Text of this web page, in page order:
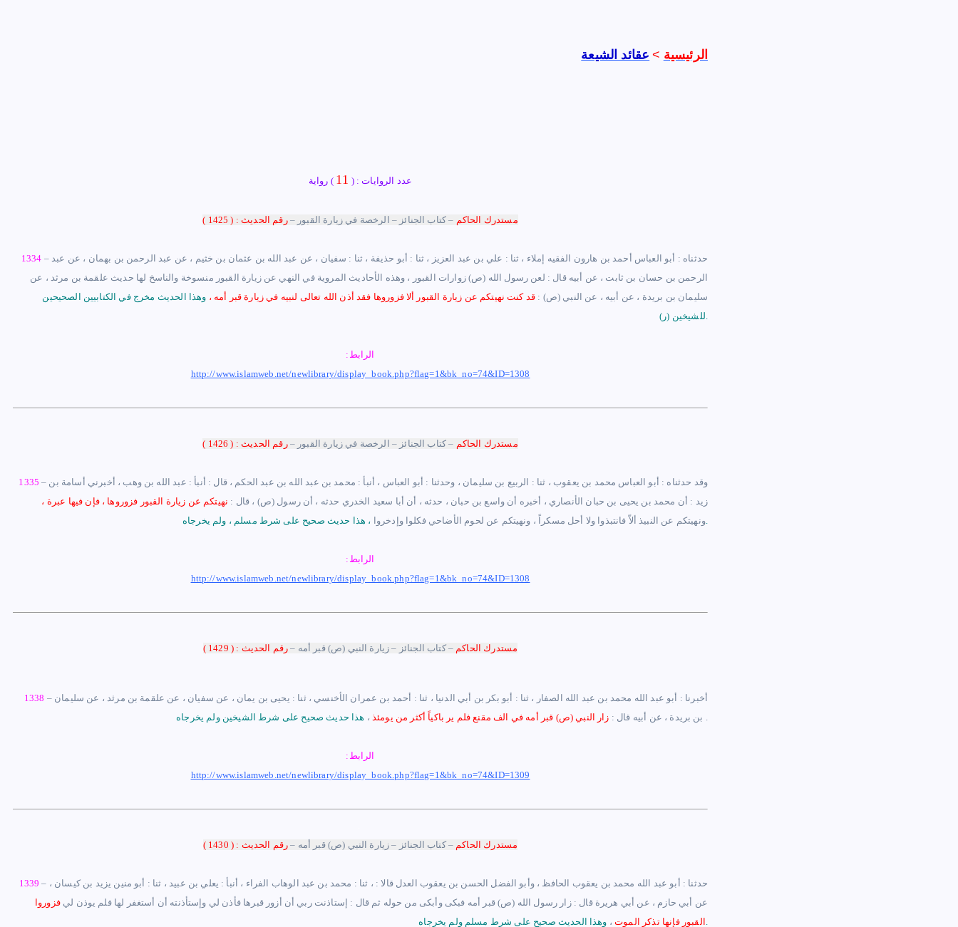
الرئيسية > عقائد الشيعة
عدد الروايات : ( 11 ) رواية
مستدرك ا لحاكم – كتاب الجنائز – الرخصة في زيارة القبور –رقم الحديث : ( 1425 )
1334 – حدثناه : أبو العباس أحمد بن هارون الفقيه إملاء ، ثنا : علي بن عبد العزيز ، ثنا : أبو حذيفة ، ثنا : سفيان ، عن عبد الله بن عثمان بن خثيم ، عن عبد الرحمن بن بهمان ، عن عبد
الرحمن بن حسان بن ثابت ، عن أبيه قال : لعن رسول الله (ص) زوارات القبور ، وهذه الأحاديث المروية في النهي عن زيارة القبور منسوخة والناسخ لها حديث علقمة بن مرثد ، عن
سليمان بن بريدة ، عن أبيه ، عن النبي (ص) : قد كنت نهيتكم عن زيارة القبور ألا فزوروها فقد أذن الله تعالى لنبيه في زيارة قبر أمه ، وهذا الحديث مخرج في الكتابيين الصحيحين
للشيخين (ر) .
الرابط:
http://www.islamweb.net/newlibrary/display_book.php?flag=1&bk_no=74&ID=1308
مستدرك ا لحاكم – كتاب الجنائز – الرخصة في زيارة القبور –رقم الحديث : ( 1426 )
1335 – وقد حدثناه : أبو العباس محمد بن يعقوب ، ثنا : الربيع بن سليمان ، وحدثنا : أبو العباس ، أنبأ : محمد بن عبد الله بن عبد الحكم ، قال : أنبأ : عبد الله بن وهب ، أخبرني أسامة بن
زيد : أن محمد بن يحيى بن حبان الأنصاري ، أخبره أن واسع بن حبان ، حدثه ، أن أبا سعيد الخدري حدثه ، أن رسول (ص) ، قال : نهيتكم عن زيارة القبور فزوروها ، فإن فيها عبرة ،
ونهيتكم عن النبيذ ألاّ فانتبذوا ولا أحل مسكراً ، ونهيتكم عن لحوم الأضاحي فكلوا وإدخروا
، هذا حديث صحيح على شرط مسلم ، ولم يخرجاه .
الرابط:
http://www.islamweb.net/newlibrary/display_book.php?flag=1&bk_no=74&ID=1308
مستدرك ا لحاكم –كتاب الجنائز – زيارة النبي (ص) قبر أمه – رقم الحديث : ( 1429 )
1338 – أخبرنا : أبو عبد الله محمد بن عبد الله الصفار ، ثنا : أبو بكر بن أبي الدنيا ، ثنا : أحمد بن عمران الأخنسي ، ثنا : يحيى بن يمان ، عن سفيان ، عن علقمة بن مرثد ، عن سليمان
بن بريدة ، عن أبيه قال : زار النبي (ص) قبر أمه في الف مقنع فلم ير باكياً أكثر من يومئذ ، .
الرابط:
http://www.islamweb.net/newlibrary/display_book.php?flag=1&bk_no=74&ID=1309
مستدرك ا لحاكم –كتاب الجنائز – زيارة النبي (ص) قبر أمه – رقم الحديث : ( 1430 )
1339 – حدثنا : أبو عبد الله محمد بن يعقوب الحافظ ، وأبو الفضل الحسن بن يعقوب العدل قالا : ، ثنا : محمد بن عبد الوهاب الفراء ، أنبأ : يعلي بن عبيد ، ثنا : أبو منين يزيد بن كيسان ،
عن أبي حازم ، عن أبي هريرة قال : زار رسول الله (ص) قبر أمه فبكى وأبكى من حوله ثم قال : إستاذنت ربي أن أزور قبرها فأذن لي وإستأذنته أن أستغفر لها فلم يوذن ليفزوروا
القبور فإنها تذكر الموت ، وهذا الحديث صحيح على شرط مسلم ولم يخرجاه.